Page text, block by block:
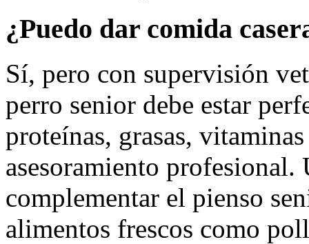
¿Puedo dar comida
Sí, pero con supervisión
perro senior debe estar
proteínas, grasas,
asesoramiento
complementar el pienso
alimentos frescos como